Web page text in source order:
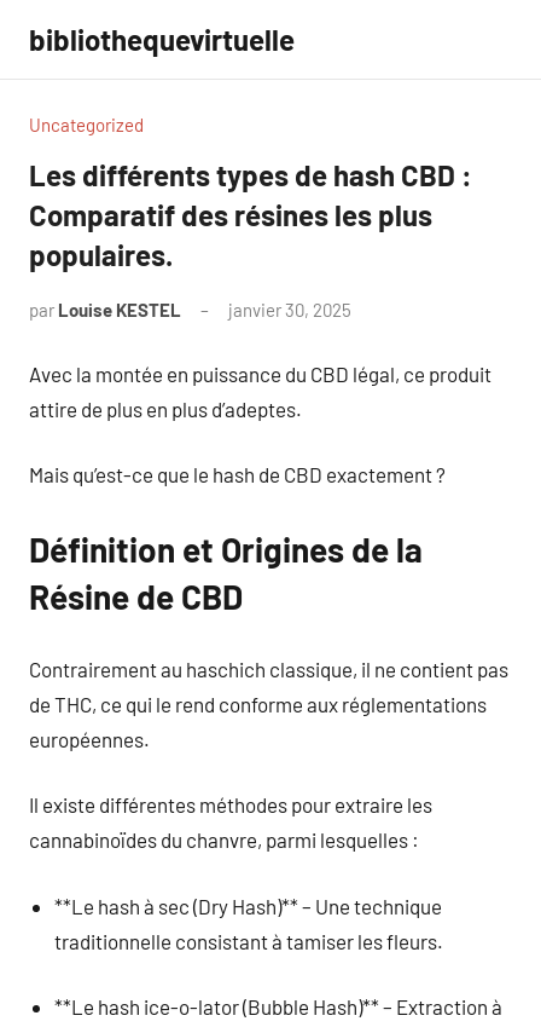
contenu
bibliothequevirtuelle
Uncategorized
Les différents types de hash CBD :
Comparatif des résines les plus
populaires.
par Louise KESTEL janvier 30, 2025
Avec la montée en puissance du CBD légal, ce produit
attire de plus en plus d’adeptes.
Mais qu’est-ce que le hash de CBD exactement ?
Définition et Origines de la
Résine de CBD
Contrairement au haschich classique, il ne contient pas
de THC, ce qui le rend conforme aux réglementations
européennes.
Il existe différentes méthodes pour extraire les
cannabinoïdes du chanvre, parmi lesquelles :
**Le hash à sec (Dry Hash)** – Une technique
traditionnelle consistant à tamiser les fleurs.
**Le hash ice-o-lator (Bubble Hash)** – Extraction à